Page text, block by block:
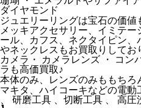
ダイヤモンド
ジュエリーリングは宝石の価
メッキアクセサリー、イミテ
ール、カフス、ネクタイピン、
やネックレスもお買取りしてお
カメラ・ カメラレンズ ・ コン
ラも高価買取♪
本体のみ、レンズのみももちろ
マキタ、ハイコーキなどの電
、 研磨工具 、切断工具 、 高